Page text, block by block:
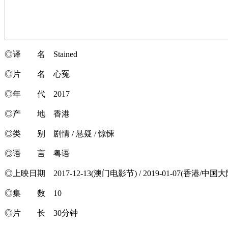
◎译 名 Stained
◎片 名 心冤
◎年 代 2017
◎产 地 香港
◎类 别 剧情 / 悬疑 / 惊悚
◎语 言 粤语
◎上映日期 2017-12-13(澳门电影节) / 2019-01-07(香港/中国大
◎集 数 10
◎片 长 30分钟